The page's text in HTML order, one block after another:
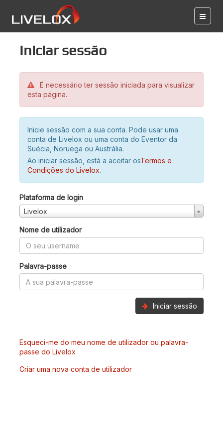
Iniciar sessão
É necessário ter sessão iniciada para visualizar
esta página.
Inicie sessão com a sua conta. Pode usar uma
conta de Livelox ou uma conta do Eventor da
Suécia, Noruega ou Austrália.
Ao iniciar sessão, está a aceitar osTermos e
Condições do Livelox.
Plataforma de login
Livelox
Nome de utilizador
Palavra-passe
Iniciar sessão
Esqueci-me do meu nome de utilizador ou palavra-
passe do Livelox
Criar uma nova conta de utilizador